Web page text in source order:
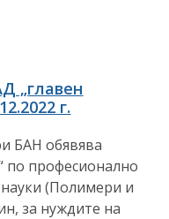
„главен
г.
БАН обявява
по професионално
(Полимери и
за нуждите на